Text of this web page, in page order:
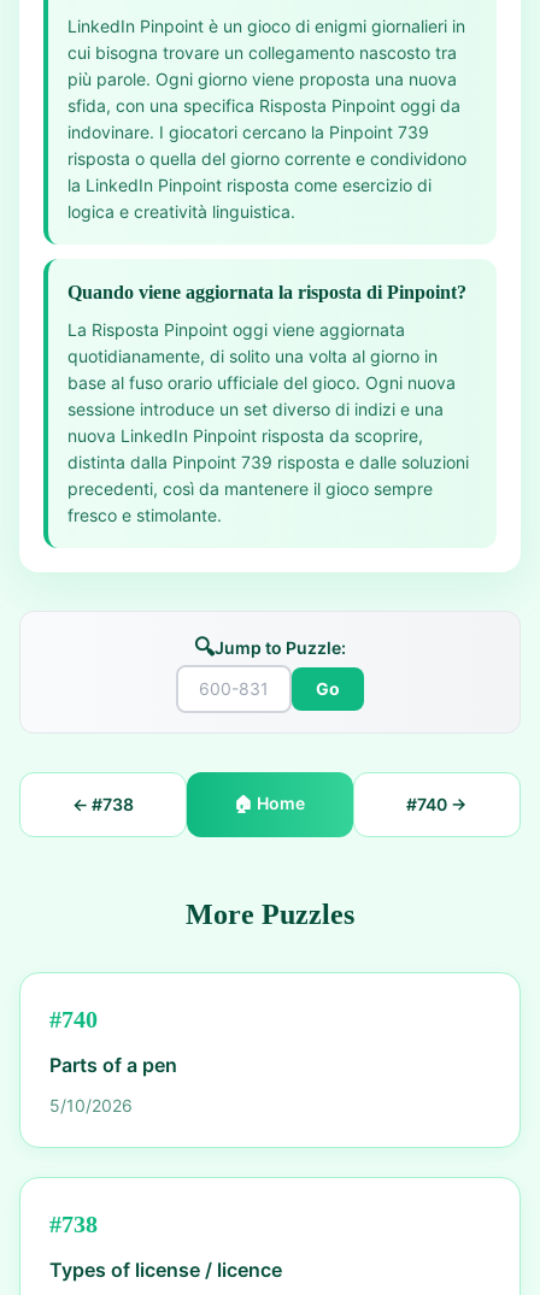
LinkedIn Pinpoint è un gioco di enigmi giornalieri in
cui bisogna trovare un collegamento nascosto tra
più parole. Ogni giorno viene proposta una nuova
sfida, con una specifica Risposta Pinpoint oggi da
indovinare. I giocatori cercano la Pinpoint 739
risposta o quella del giorno corrente e condividono
la LinkedIn Pinpoint risposta come esercizio di
logica e creatività linguistica.
Quando viene aggiornata la risposta di Pinpoint?
La Risposta Pinpoint oggi viene aggiornata
quotidianamente, di solito una volta al giorno in
base al fuso orario ufficiale del gioco. Ogni nuova
sessione introduce un set diverso di indizi e una
nuova LinkedIn Pinpoint risposta da scoprire,
distinta dalla Pinpoint 739 risposta e dalle soluzioni
precedenti, così da mantenere il gioco sempre
fresco e stimolante.
🔍Jump to Puzzle:
Go
← #738 🏠 Home #740 →
More Puzzles
#740
Parts of a pen
5/10/2026
#738
Types of license / licence